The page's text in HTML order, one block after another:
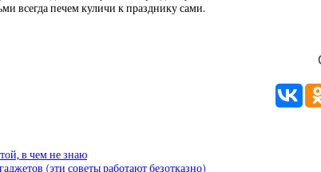
всегда печем куличи к празднику сами.
в чем не знаю
(эти советы работают безотказно)